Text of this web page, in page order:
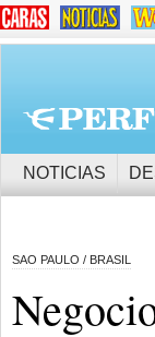
NOTICIAS
SAO PAULO / BRASIL